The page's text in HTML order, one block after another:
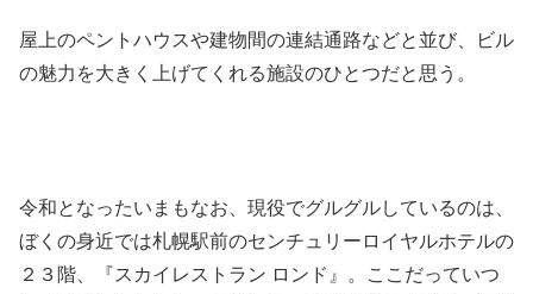
屋上のペントハウスや建物間の連結通路などと並び、ビル
の魅力を大きく上げてくれる施設のひとつだと思う。
令和となったいまもなお、現役でグルグルしているのは、
ぼくの身近では札幌駅前のセンチュリーロイヤルホテルの
２３階、『スカイレストラン ロンド』。ここだっていつ